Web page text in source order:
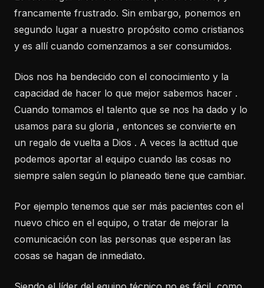
francamente frustrado. Sin embargo, ponemos en
segundo lugar a nuestro propósito como cristianos
y es allí cuando comenzamos a ser consumidos.
Dios nos ha bendecido con el conocimiento y la
capacidad de hacer lo que mejor sabemos hacer .
Cuando tomamos el talento que se nos ha dado y lo
usamos para su gloria , entonces se convierte en
un regalo de vuelta a Dios . A veces la actitud que
podemos aportar al equipo cuando las cosas no
siempre salen según lo planeado tiene que cambiar.
Por ejemplo tenemos que ser más pacientes con el
nuevo chico en el equipo, o tratar de mejorar la
comunicación con las personas que esperan las
cosas se hagan de inmediato.